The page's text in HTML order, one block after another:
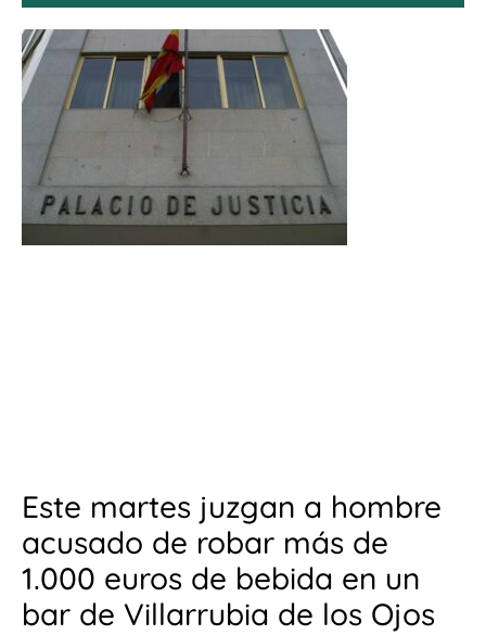
Este martes juzgan a hombre
acusado de robar más de
1.000 euros de bebida en un
bar de Villarrubia de los Ojos